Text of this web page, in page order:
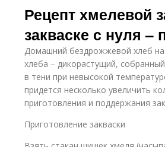
закваске
Рецепт хмелевой
закваске с нуля
Домашний бездрожжевой хлеб на
хлеба – дикорастущий,
в тени при невысокой
придется несколько увеличить
приготовления и поддержания
Приготовление закваски